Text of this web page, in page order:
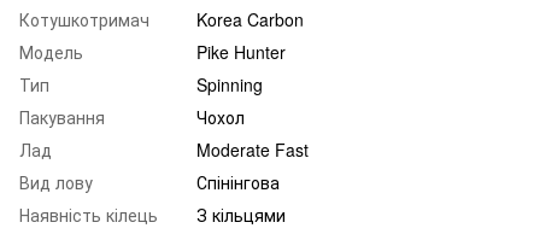
Котушкотримач
Korea Carbon
Модель
Pike Hunter
Тип
Spinning
Пакування
Чохол
Лад
Moderate Fast
Вид лову
Спінінгова
Наявність кілець
З кільцями